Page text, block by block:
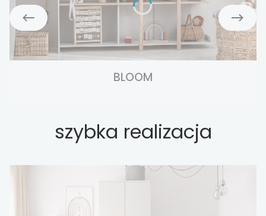
BLOOM
szybka realizacja